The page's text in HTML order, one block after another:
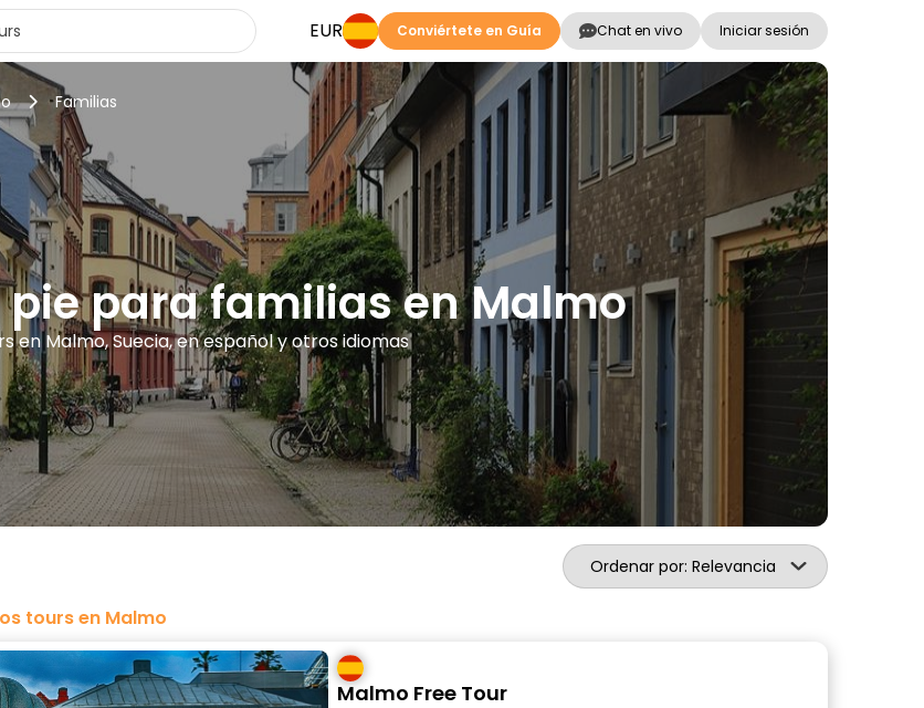
EUR Conviértete en Guía Chat en vivo Iniciar sesión
Familias
pie para familias en Malmo
en Malmo, Suecia, en español y otros idiomas
Ordenar por: Relevancia
tours en Malmo
Malmo Free Tour